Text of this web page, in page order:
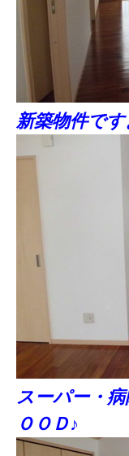
新築物件で
スーパー・
ＯＯＤ♪